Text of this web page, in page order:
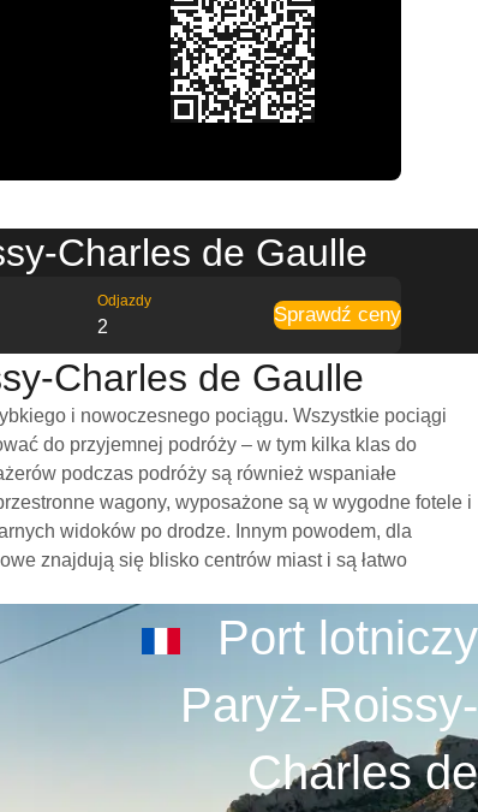
Charles de Gaulle
Odjazdy
2
Sprawdź ceny
Charles de Gaulle
i nowoczesnego pociągu. Wszystkie pociągi
do przyjemnej podróży – w tym kilka klas do
podczas podróży są również wspaniałe
wagony, wyposażone są w wygodne fotele i
widoków po drodze. Innym powodem, dla
znajdują się blisko centrów miast i są łatwo
Port lotniczy
Paryż-Roissy-
Charles de